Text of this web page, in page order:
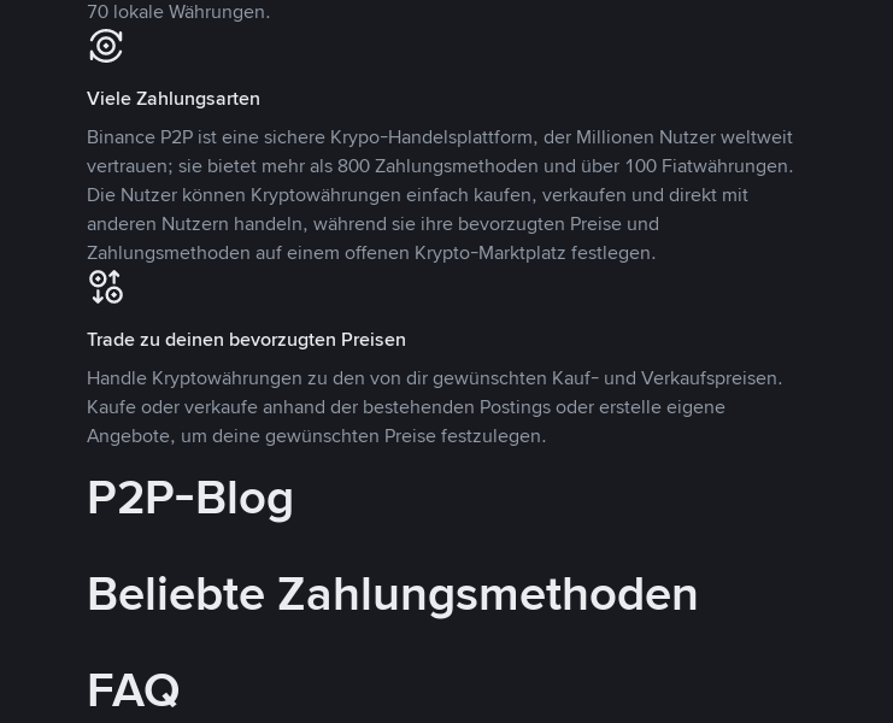
70 lokale Währungen.
Viele Zahlungsarten
Binance P2P ist eine sichere Krypo-Handelsplattform, der Millionen Nutzer weltweit
vertrauen; sie bietet mehr als 800 Zahlungsmethoden und über 100 Fiatwährungen.
Die Nutzer können Kryptowährungen einfach kaufen, verkaufen und direkt mit
anderen Nutzern handeln, während sie ihre bevorzugten Preise und
Zahlungsmethoden auf einem offenen Krypto-Marktplatz festlegen.
Trade zu deinen bevorzugten Preisen
Handle Kryptowährungen zu den von dir gewünschten Kauf- und Verkaufspreisen.
Kaufe oder verkaufe anhand der bestehenden Postings oder erstelle eigene
Angebote, um deine gewünschten Preise festzulegen.
P2P-Blog
Beliebte Zahlungsmethoden
FAQ